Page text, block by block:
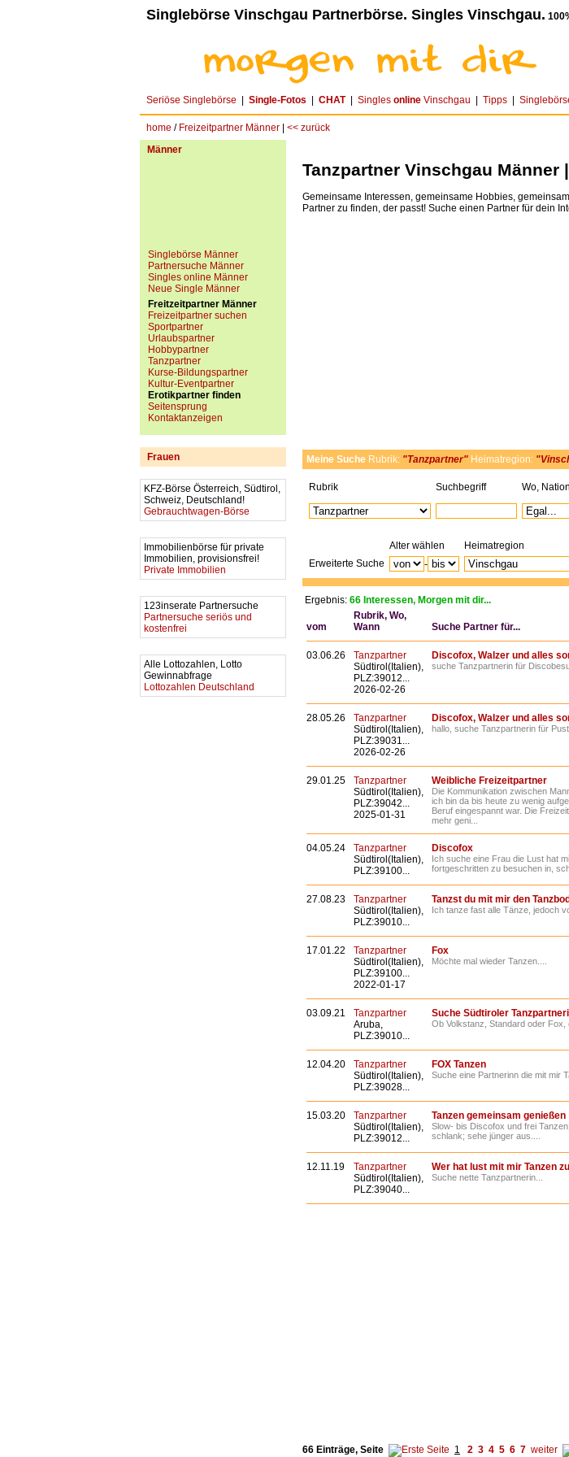
Singlebörse Vinschgau Partnerbörse. Singles Vinschgau.
Seriöse Singlebörse Single-Fotos CHAT| Singles online Vinschgau Tipps
home / Freizeitpartner Männer << zurück
Männer
Singlebörse Männer
Partnersuche Männer
Singles online Männer
Neue Single Männer
Freitzeitpartner Männer
Freizeitpartner suchen
Sportpartner
Urlaubspartner
Hobbypartner
Tanzpartner
Kurse-Bildungspartner
Kultur-Eventpartner
Erotikpartner finden
Seitensprung
Kontaktanzeigen
Frauen
KFZ-Börse Österreich, Südtirol,
Schweiz, Deutschland!
Gebrauchtwagen-Börse
Immobilienbörse für private
Immobilien, provisionsfrei!
Private Immobilien
123inserate Partnersuche
Partnersuche seriös und
kostenfrei
Alle Lottozahlen, Lotto
Gewinnabfrage
Lottozahlen Deutschland
Tanzpartner Vinschgau Männer |
Gemeinsame Interessen, gemeinsame Hobbies,
Partner zu finden, der passt! Suche einen Partner für dein
Meine Suche Rubrik: "Tanzpartner" Heimatregion:
Rubrik Suchbegriff Wo, Nation
Alter wählen
Heimatregion
Erweiterte Suche
-
Ergebnis: 66 Interessen, Morgen mit dir...
vom
Rubrik, Wo,
Wann
Suche Partner für...
03.06.26
Tanzpartner
Südtirol(Italien),
PLZ:39012...
2026-02-26
Discofox, Walzer und alles
suche Tanzpartnerin für
28.05.26
Tanzpartner
Südtirol(Italien),
PLZ:39031...
2026-02-26
Discofox, Walzer und alles
hallo, suche Tanzpartnerin für
29.01.25
Tanzpartner
Südtirol(Italien),
PLZ:39042...
2025-01-31
Weibliche Freizeitpartner
Die Kommunikation zwischen
ich bin da bis heute zu wenig
Beruf eingespannt war. Die
mehr geni...
04.05.24
Tanzpartner
Südtirol(Italien),
PLZ:39100...
Discofox
Ich suche eine Frau die Lust hat
fortgeschritten zu besuchen in,
27.08.23
Tanzpartner
Südtirol(Italien),
PLZ:39010...
Tanzst du mit mir den
Ich tanze fast alle Tänze, jedoch
17.01.22
Tanzpartner
Südtirol(Italien),
PLZ:39100...
2022-01-17
Fox
Möchte mal wieder Tanzen....
03.09.21
Tanzpartner
Aruba,
PLZ:39010...
Suche Südtiroler
Ob Volkstanz, Standard oder Fox,
12.04.20
Tanzpartner
Südtirol(Italien),
PLZ:39028...
FOX Tanzen
Suche eine Partnerinn die mit mir
15.03.20
Tanzpartner
Südtirol(Italien),
PLZ:39012...
Tanzen gemeinsam genießen
Slow- bis Discofox und frei
schlank; sehe jünger aus....
12.11.19
Tanzpartner
Südtirol(Italien),
PLZ:39040...
Wer hat lust mit mir Tanzen
Suche nette Tanzpartnerin...
66 Einträge, Seite 1 2 3 4 5 6 7 weiter